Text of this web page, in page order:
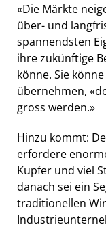
«Die Märkte
über- und
spannendsten
ihre zukünftige
könne. Sie
übernehmen,
gross werden.»
Hinzu kommt:
erfordere
Kupfer und viel
danach sei ein
traditionellen